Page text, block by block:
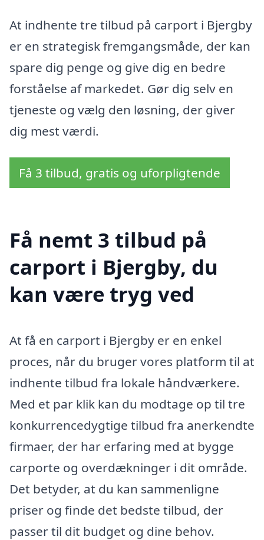
At indhente tre tilbud på carport i Bjergby
er en strategisk fremgangsmåde, der kan
spare dig penge og give dig en bedre
forståelse af markedet. Gør dig selv en
tjeneste og vælg den løsning, der giver
dig mest værdi.
Få 3 tilbud, gratis og uforpligtende
Få nemt 3 tilbud på
carport i Bjergby, du
kan være tryg ved
At få en carport i Bjergby er en enkel
proces, når du bruger vores platform til at
indhente tilbud fra lokale håndværkere.
Med et par klik kan du modtage op til tre
konkurrencedygtige tilbud fra anerkendte
firmaer, der har erfaring med at bygge
carporte og overdækninger i dit område.
Det betyder, at du kan sammenligne
priser og finde det bedste tilbud, der
passer til dit budget og dine behov.